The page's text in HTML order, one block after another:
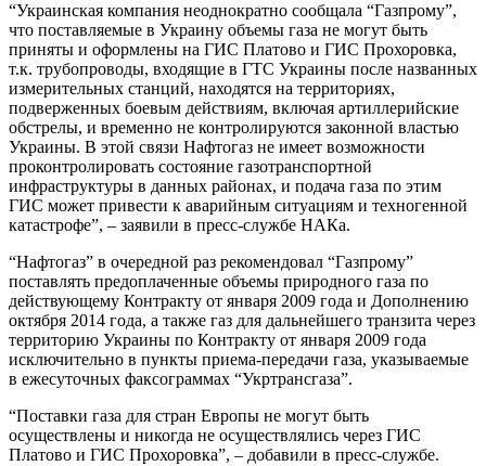
“Украинская компания неоднократно сообщала “Газпрому”,
что поставляемые в Украину объемы газа не могут быть
приняты и оформлены на ГИС Платово и ГИС Прохоровка,
т.к. трубопроводы, входящие в ГТС Украины после названных
измерительных станций, находятся на территориях,
подверженных боевым действиям, включая артиллерийские
обстрелы, и временно не контролируются законной властью
Украины. В этой связи Нафтогаз не имеет возможности
проконтролировать состояние газотранспортной
инфраструктуры в данных районах, и подача газа по этим
ГИС может привести к аварийным ситуациям и техногенной
катастрофе”, – заявили в пресс-службе НАКа.
“Нафтогаз” в очередной раз рекомендовал “Газпрому”
поставлять предоплаченные объемы природного газа по
действующему Контракту от января 2009 года и Дополнению
октября 2014 года, а также газ для дальнейшего транзита через
территорию Украины по Контракту от января 2009 года
исключительно в пункты приема-передачи газа, указываемые
в ежесуточных факсограммах “Укртрансгаза”.
“Поставки газа для стран Европы не могут быть
осуществлены и никогда не осуществлялись через ГИС
Платово и ГИС Прохоровка”, – добавили в пресс-службе.